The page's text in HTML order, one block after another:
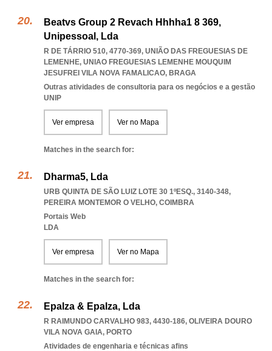
Beatvs Group 2 Revach Hhhha1 8 369,
Unipessoal, Lda
R DE TÁRRIO 510, 4770-369, UNIÃO DAS FREGUESIAS DE
LEMENHE, UNIAO FREGUESIAS LEMENHE MOUQUIM
JESUFREI VILA NOVA FAMALICAO, BRAGA
Outras atividades de consultoria para os negócios e a gestão
UNIP
Ver empresa Ver no Mapa
Matches in the search for:
Dharma5, Lda
URB QUINTA DE SÃO LUIZ LOTE 30 1ºESQ., 3140-348,
PEREIRA MONTEMOR O VELHO, COIMBRA
Portais Web
LDA
Ver empresa Ver no Mapa
Matches in the search for:
Epalza & Epalza, Lda
R RAIMUNDO CARVALHO 983, 4430-186, OLIVEIRA DOURO
VILA NOVA GAIA, PORTO
Atividades de engenharia e técnicas afins